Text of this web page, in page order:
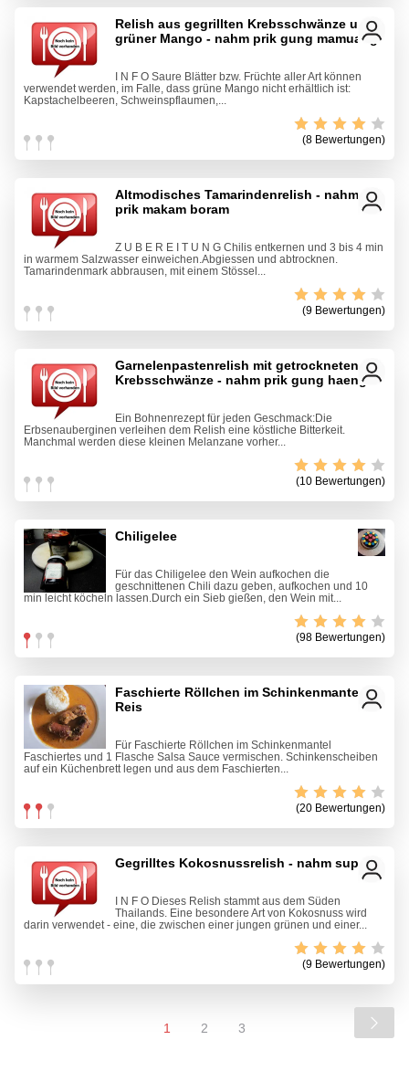
Relish aus gegrillten Krebsschwänze und
grüner Mango - nahm prik gung mamuang
I N F O Saure Blätter bzw. Früchte aller Art können
verwendet werden, im Falle, dass grüne Mango nicht erhältlich ist:
Kapstachelbeeren, Schweinspflaumen,...
(8 Bewertungen)
Altmodisches Tamarindenrelish - nahm
prik makam boram
Z U B E R E I T U N G Chilis entkernen und 3 bis 4 min
in warmem Salzwasser einweichen.Abgiessen und abtrocknen.
Tamarindenmark abbrausen, mit einem Stössel...
(9 Bewertungen)
Garnelenpastenrelish mit getrockneten
Krebsschwänze - nahm prik gung haeng
Ein Bohnenrezept für jeden Geschmack:Die
Erbsenauberginen verleihen dem Relish eine köstliche Bitterkeit.
Manchmal werden diese kleinen Melanzane vorher...
(10 Bewertungen)
Chiligelee
Für das Chiligelee den Wein aufkochen die
geschnittenen Chili dazu geben, aufkochen und 10
min leicht köcheln lassen.Durch ein Sieb gießen, den Wein mit...
(98 Bewertungen)
Faschierte Röllchen im Schinkenmantel mit
Reis
Für Faschierte Röllchen im Schinkenmantel
Faschiertes und 1 Flasche Salsa Sauce vermischen. Schinkenscheiben
auf ein Küchenbrett legen und aus dem Faschierten...
(20 Bewertungen)
Gegrilltes Kokosnussrelish - nahm sup kry
I N F O Dieses Relish stammt aus dem Süden
Thailands. Eine besondere Art von Kokosnuss wird
darin verwendet - eine, die zwischen einer jungen grünen und einer...
(9 Bewertungen)
1 2 3